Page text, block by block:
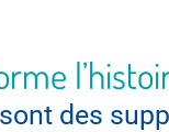
sont des